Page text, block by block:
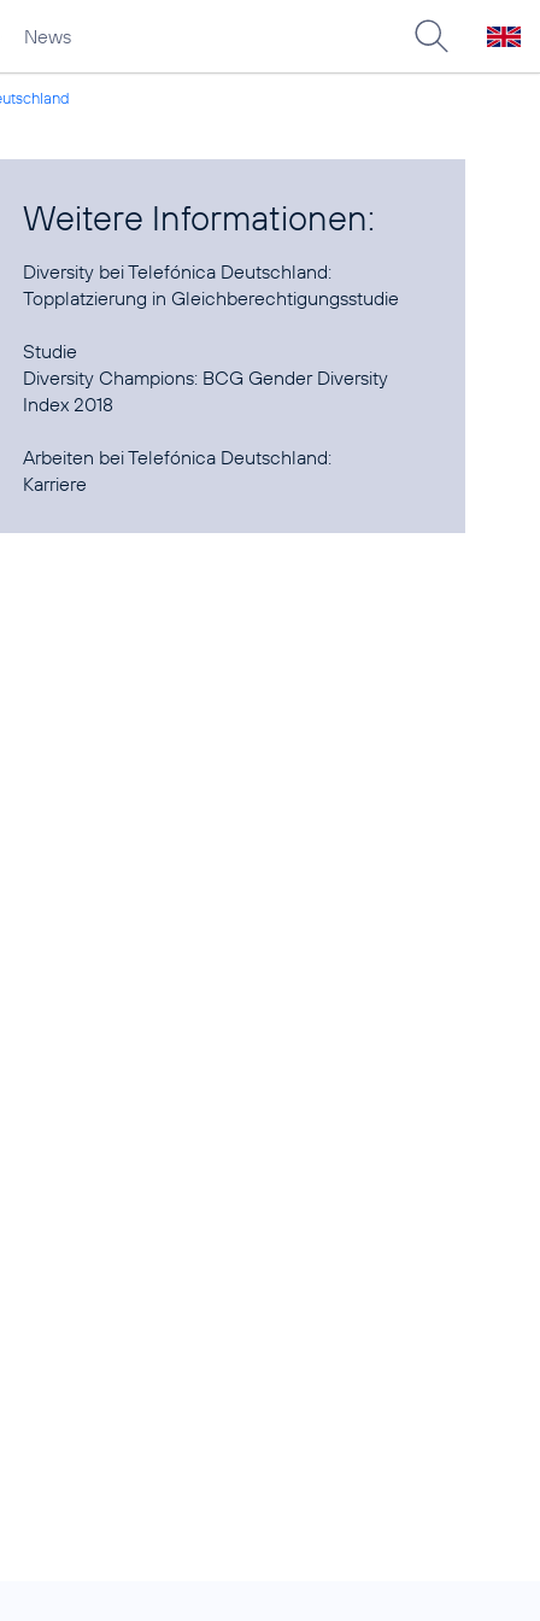
News
Weitere Informationen:
Topplatzierung in Gleichberechtigungsstudie
Diversity Champions: BCG Gender Diversity
Index 2018
Karriere